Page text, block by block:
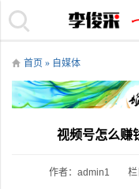
首页 » 自媒体
视频号怎么赚
作者：admin1 栏